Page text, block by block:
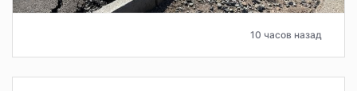
10 часов назад